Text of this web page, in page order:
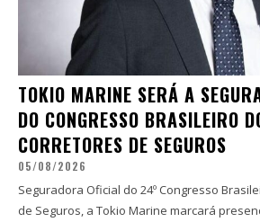
TOKIO MARINE SERÁ A
DO CONGRESSO BRASILEIRO
CORRETORES DE SEGUROS
05/08/2026
Seguradora Oficial do 24º Congresso
de Seguros, a Tokio Marine marcará